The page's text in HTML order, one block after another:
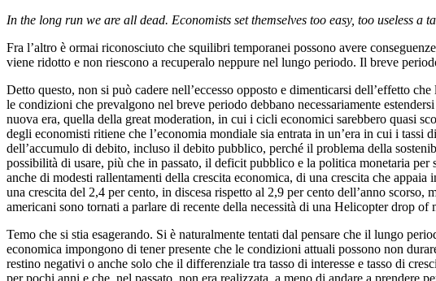
In the long run we are all dead. Economists set themselves too easy, too useless
Fra l’altro è ormai riconosciuto che squilibri temporanei possono avere
viene ridotto e non riescono a recuperalo neppure nel lungo periodo. Il breve
Detto questo, non si può cadere nell’eccesso opposto e dimenticarsi dell’effetto
le condizioni che prevalgono nel breve periodo debbano necessariamente
nuova era, quella della great moderation, in cui i cicli economici sarebbero quasi
degli economisti ritiene che l’economia mondiale sia entrata in un’era in cui i tassi
dell’accumulo di debito, incluso il debito pubblico, perché il problema della
possibilità di usare, più che in passato, il deficit pubblico e la politica monetaria
anche di modesti rallentamenti della crescita economica, di una crescita che
una crescita del 2,4 per cento, in discesa rispetto al 2,9 per cento dell’anno
americani sono tornati a parlare di recente della necessità di una Helicopter drop
Temo che si stia esagerando. Si è naturalmente tentati dal pensare che il lungo
economica impongono di tener presente che le condizioni attuali possono non
restino negativi o anche solo che il differenziale tra tasso di interesse e tasso di
per pochi anni e che, nel passato, non era realizzata, a meno di andare a